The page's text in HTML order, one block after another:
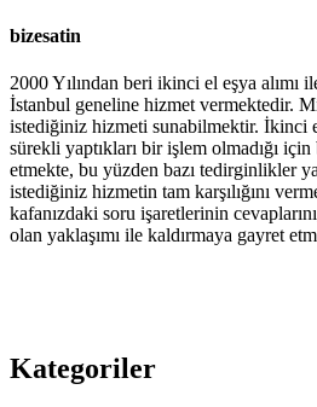
bizesatin
2000 Yılından beri ikinci el eşya alımı
İstanbul geneline hizmet vermektedir.
istediğiniz hizmeti sunabilmektir. İkinci
sürekli yaptıkları bir işlem olmadığı
etmekte, bu yüzden bazı tedirginlikler
istediğiniz hizmetin tam karşılığını
kafanızdaki soru işaretlerinin
olan yaklaşımı ile kaldırmaya gayret
Kategoriler